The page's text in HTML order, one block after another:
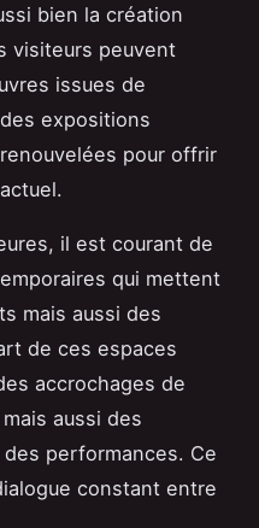
bien la création
visiteurs peuvent
issues de
expositions
pour offrir
il est courant de
qui mettent
mais aussi des
de ces espaces
accrochages de
aussi des
performances. Ce
constant entre